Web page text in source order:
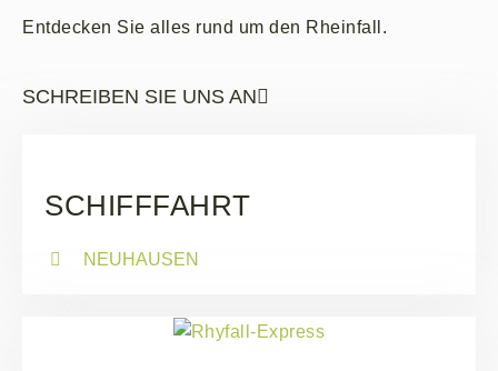
Entdecken Sie alles rund um den Rheinfall.
SCHREIBEN SIE UNS AN
SCHIFFFAHRT
NEUHAUSEN